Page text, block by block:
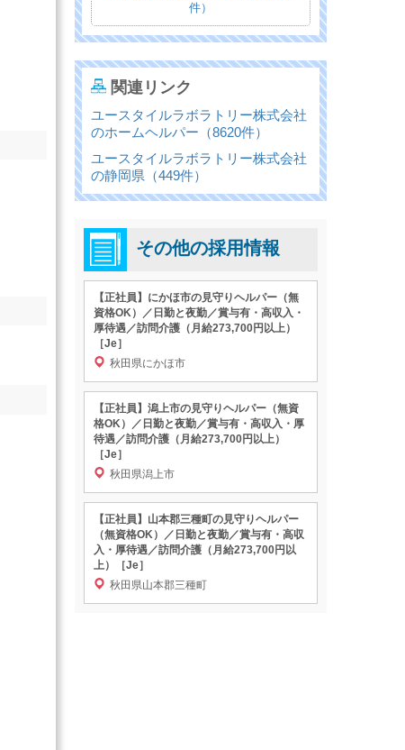
件）
関連リンク
ユースタイルラボラトリー株式会社
のホームヘルパー（8620件）
ユースタイルラボラトリー株式会社
の静岡県（449件）
その他の採用情報
【正社員】にかほ市の見守りヘルパー（無
資格OK）／日勤と夜勤／賞与有・高収入・
厚待遇／訪問介護（月給273,700円以上）
［Je］
秋田県にかほ市
【正社員】潟上市の見守りヘルパー（無資
格OK）／日勤と夜勤／賞与有・高収入・厚
待遇／訪問介護（月給273,700円以上）
［Je］
秋田県潟上市
【正社員】山本郡三種町の見守りヘルパー
（無資格OK）／日勤と夜勤／賞与有・高収
入・厚待遇／訪問介護（月給273,700円以
上）［Je］
秋田県山本郡三種町